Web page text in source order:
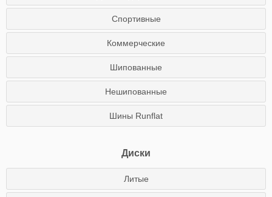
Спортивные
Коммерческие
Шипованные
Нешипованные
Шины Runflat
Диски
Литые